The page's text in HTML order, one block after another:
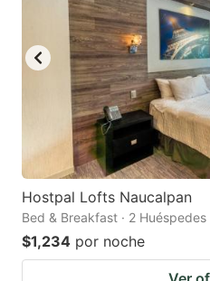
Hostpal Lofts Naucalpan
Bed & Breakfast · 2 Huéspedes
$1,234 por noche